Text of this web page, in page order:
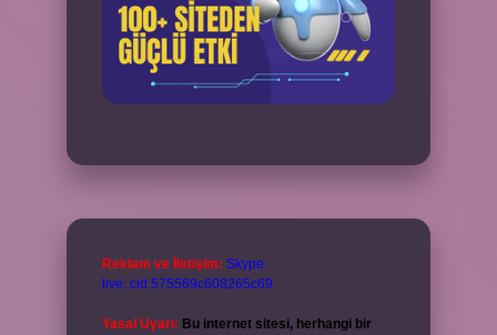
Reklam ve İletişim: Skype:
live:.cid.575569c608265c69
Yasal Uyarı: Bu internet sitesi, herhangi bir